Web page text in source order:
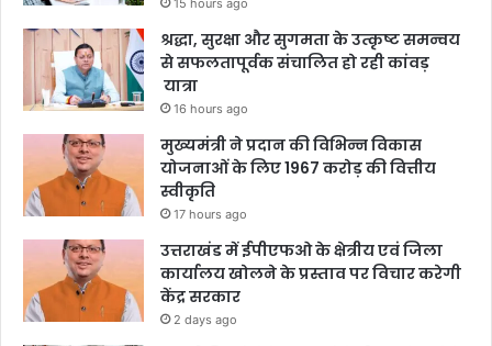
श्रद्धा, सुरक्षा और सुगमता के उत्कृष्ट समन्वय
से सफलतापूर्वक संचालित हो रही कांवड़
यात्रा
16 hours ago
मुख्यमंत्री ने प्रदान की विभिन्न विकास
योजनाओं के लिए 1967 करोड़ की वित्तीय
स्वीकृति
17 hours ago
उत्तराखंड में ईपीएफओ के क्षेत्रीय एवं जिला
कार्यालय खोलने के प्रस्ताव पर विचार करेगी
केंद्र सरकार
2 days ago